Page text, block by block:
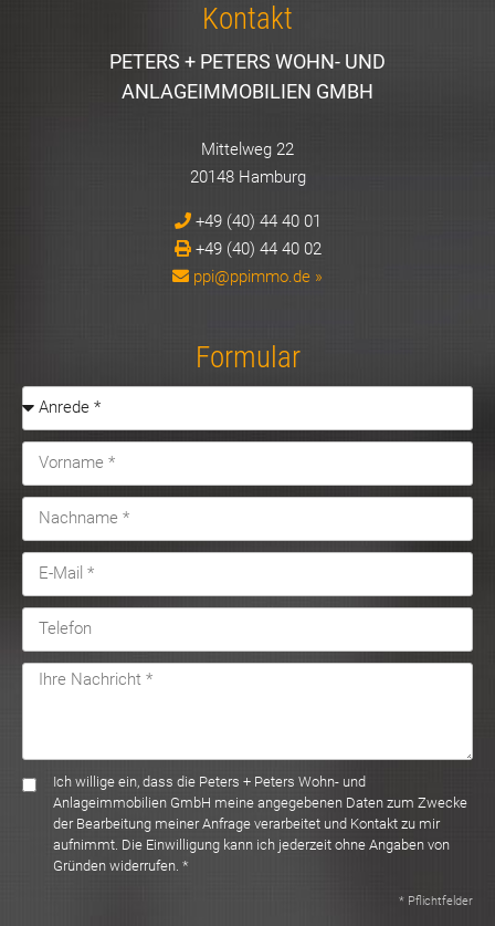
Kontakt
PETERS + PETERS WOHN- UND
ANLAGEIMMOBILIEN GMBH
Mittelweg 22
20148 Hamburg
+49 (40) 44 40 01
+49 (40) 44 40 02
ppi@ppimmo.de »
Formular
Ich willige ein, dass die Peters + Peters Wohn- und
Anlageimmobilien GmbH meine angegebenen Daten zum Zwecke
der Bearbeitung meiner Anfrage verarbeitet und Kontakt zu mir
aufnimmt. Die Einwilligung kann ich jederzeit ohne Angaben von
Gründen widerrufen. *
* Pflichtfelder